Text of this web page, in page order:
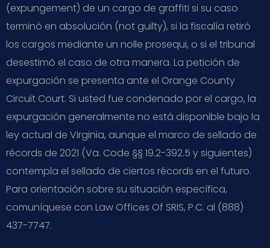
(expungement) de un cargo de graffiti si su caso
terminó en absolución (not guilty), si la fiscalía retiró
los cargos mediante un nolle prosequi, o si el tribunal
desestimó el caso de otra manera. La petición de
expurgación se presenta ante el Orange County
Circuit Court. Si usted fue condenado por el cargo, la
expurgación generalmente no está disponible bajo la
ley actual de Virginia, aunque el marco de sellado de
récords de 2021 (Va. Code §§ 19.2-392.5 y siguientes)
contempla el sellado de ciertos récords en el futuro.
Para orientación sobre su situación específica,
comuníquese con Law Offices Of SRIS, P.C. al (888)
437-7747.